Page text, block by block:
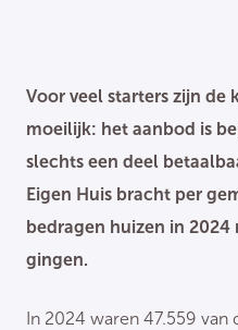
Voor veel starters zijn de
moeilijk: het aanbod is
slechts een deel
Eigen Huis bracht per
bedragen huizen in 2024
gingen.
In 2024 waren 47.559 van